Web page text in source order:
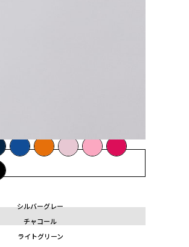
シルバーグレー
チャコール
ライトグリーン